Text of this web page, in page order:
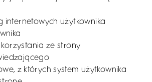
internetowych użytkownika
ze strony
z których system użytkownika